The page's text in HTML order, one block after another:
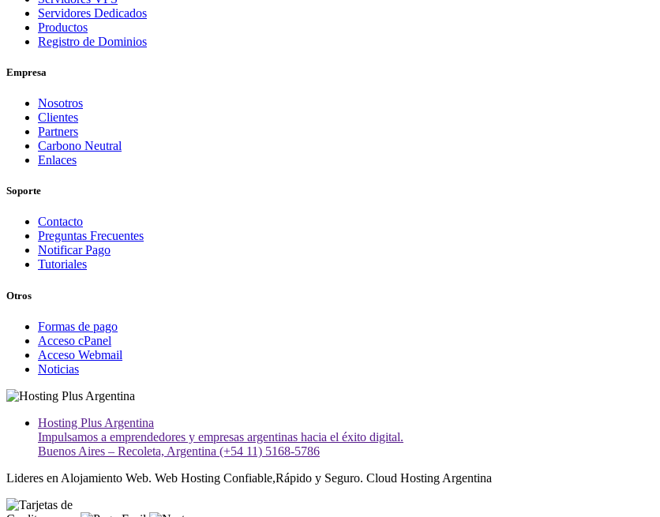
Servidores Dedicados
Productos
Registro de Dominios
Empresa
Nosotros
Clientes
Partners
Carbono Neutral
Enlaces
Soporte
Contacto
Preguntas Frecuentes
Notificar Pago
Tutoriales
Otros
Formas de pago
Acceso cPanel
Acceso Webmail
Noticias
Hosting Plus Argentina
Impulsamos a emprendedores y empresas argentinas hacia el éxito digital.
Buenos Aires – Recoleta, Argentina (+54 11) 5168-5786
Lideres en Alojamiento Web. Web Hosting Confiable,Rápido y Seguro. Cloud Hosting Argentina